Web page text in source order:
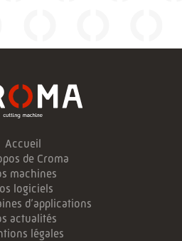
Accueil
de Croma
machines
logiciels
d’applications
actualités
légales